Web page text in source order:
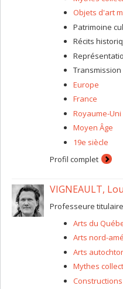
Objets d'art
Patrimoine
Récits
Europe
France
Royaume-Uni
Moyen Âge
19e siècle
Profil complet
VIGNEAULT,
Professeure titulaire
Arts du
Arts nord-
Arts
Mythes